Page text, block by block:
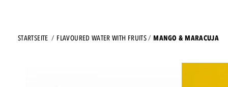
STARTSEITE FLAVOURED WATER WITH FRUITS MANGO & MARACUJA